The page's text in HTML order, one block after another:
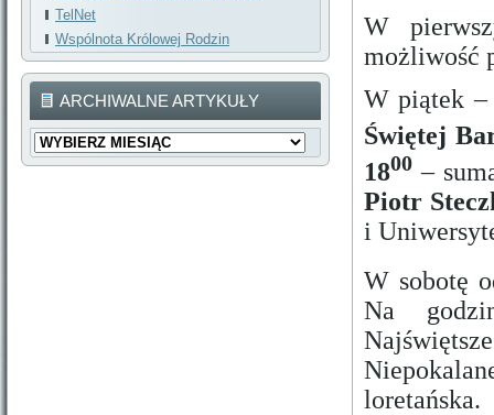
TelNet
Wspólnota Królowej Rodzin
ARCHIWALNE ARTYKUŁY
Archiwalne
Artykuły
W
możliwość
W piątek
Świętej
1800 –
Piotr
i
W sobotę
Na
loretańska.